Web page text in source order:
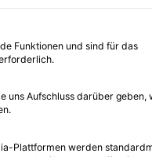
4 Minuten gelesen
eine Einwilligung erteilt
Funktionen und sind für das
uns Aufschluss darüber geben,
Plattformen werden